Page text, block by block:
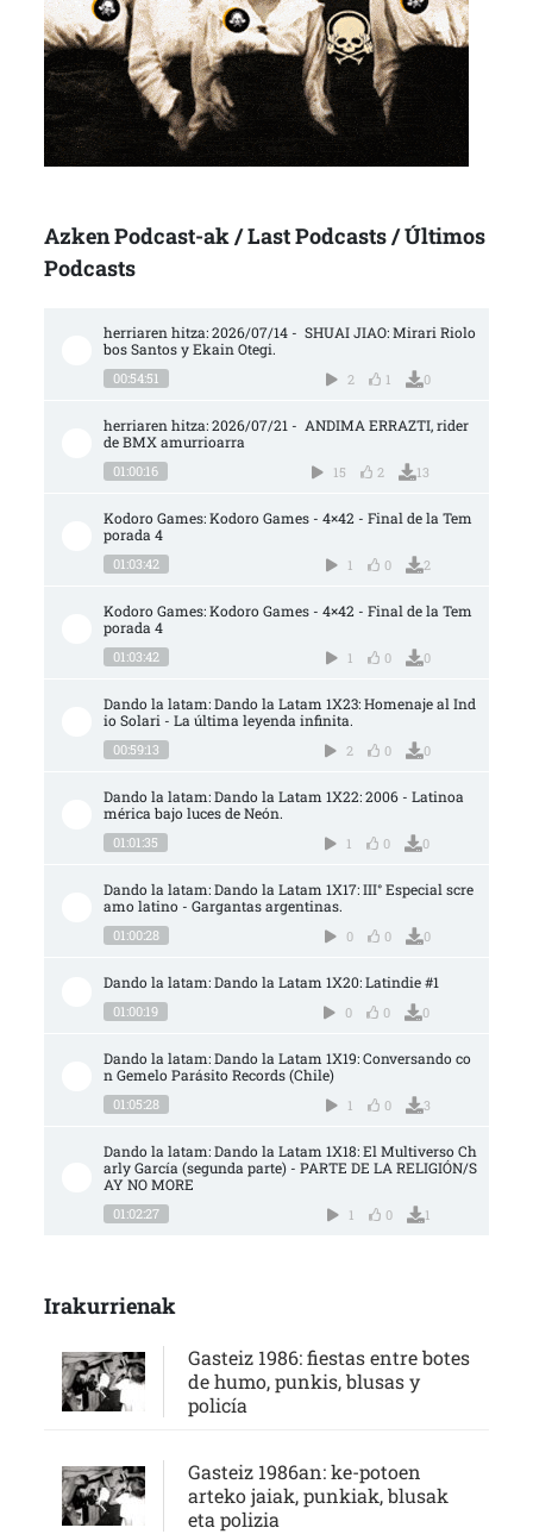
Azken Podcast-ak / Last Podcasts / Últimos
Podcasts
herriaren hitza: 2026/07/14 -  SHUAI JIAO: Mirari Riolo
bos Santos y Ekain Otegi.
00:54:51 2 1 0
herriaren hitza: 2026/07/21 -  ANDIMA ERRAZTI, rider
de BMX amurrioarra
01:00:16 15 2 13
Kodoro Games: Kodoro Games - 4×42 - Final de la Tem
porada 4
01:03:42 1 0 2
Kodoro Games: Kodoro Games - 4×42 - Final de la Tem
porada 4
01:03:42 1 0 0
Dando la latam: Dando la Latam 1X23: Homenaje al Ind
io Solari - La última leyenda infinita.
00:59:13 2 0 0
Dando la latam: Dando la Latam 1X22: 2006 - Latinoa
mérica bajo luces de Neón.
01:01:35 1 0 0
Dando la latam: Dando la Latam 1X17: III° Especial scre
amo latino - Gargantas argentinas.
01:00:28 0 0 0
Dando la latam: Dando la Latam 1X20: Latindie #1
01:00:19 0 0 0
Dando la latam: Dando la Latam 1X19: Conversando co
n Gemelo Parásito Records (Chile)
01:05:28 1 0 3
Dando la latam: Dando la Latam 1X18: El Multiverso Ch
arly García (segunda parte) - PARTE DE LA RELIGIÓN/S
AY NO MORE
01:02:27 1 0 1
Irakurrienak
Gasteiz 1986: fiestas entre botes
de humo, punkis, blusas y
policía
Gasteiz 1986an: ke-potoen
arteko jaiak, punkiak, blusak
eta polizia